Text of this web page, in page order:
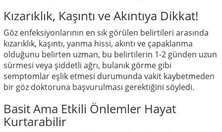
Kızarıklık, Kaşıntı ve Akıntıya Dikkat!
Göz enfeksiyonlarının en sık görülen belirtileri arasında
kızarıklık, kaşıntı, yanma hissi, akıntı ve çapaklanma
olduğunu belirten uzman, bu belirtilerin 1-2 günden uzun
sürmesi veya şiddetli ağrı, bulanık görme gibi
semptomlar eşlik etmesi durumunda vakit kaybetmeden
bir göz doktoruna başvurulması gerektiğini söyledi.
Basit Ama Etkili Önlemler Hayat
Kurtarabilir